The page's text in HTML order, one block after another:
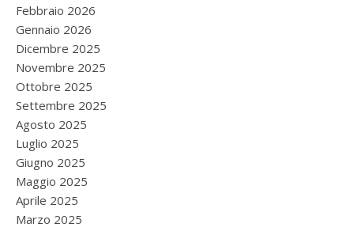
Febbraio 2026
Gennaio 2026
Dicembre 2025
Novembre 2025
Ottobre 2025
Settembre 2025
Agosto 2025
Luglio 2025
Giugno 2025
Maggio 2025
Aprile 2025
Marzo 2025